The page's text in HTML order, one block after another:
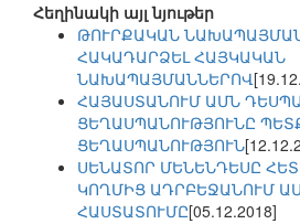
Հեղինակի այլ նյութեր
ԹՈՒՐՔԱԿԱՆ
ՀԱԿԱԴԱՐՁԵԼ ՀԱՅԿԱԿԱՆ
ՆԱԽԱՊԱՅՄԱՆՆԵՐՈՎ
ՀԱՅԱՍՏԱՆՈՒՄ ԱՄՆ
ՑԵՂԱՍՊԱՆՈՒԹՅՈՒՆԸ
ՑԵՂԱՍՊԱՆՈՒԹՅՈՒՆ
ՍԵՆԱՏՈՐ ՄԵՆԵՆԴԵՍԸ
ԿՈՂՄԻՑ ԱԴՐԲԵՋԱՆՈՒՄ
ՀԱՍՏԱՏՈՒՄԸ[05.12.2018]